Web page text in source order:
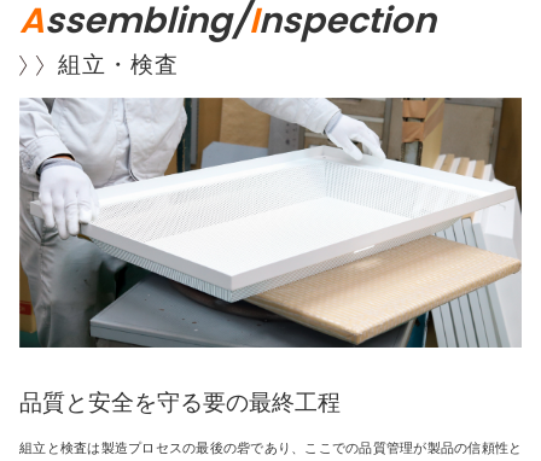
Assembling/Inspection
組立・検査
品質と安全を守る要の最終工程
組立と検査は製造プロセスの最後の砦であり、ここでの品質管理が製品の信頼性と